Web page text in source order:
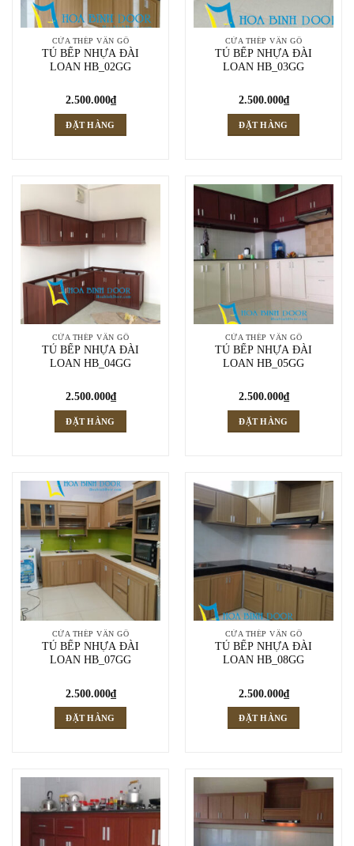
CỬA THÉP VÂN GỖ
TỦ BẾP NHỰA ĐÀI
LOAN HB_02GG
2.500.000₫
ĐẶT HÀNG
CỬA THÉP VÂN GỖ
TỦ BẾP NHỰA ĐÀI
LOAN HB_03GG
2.500.000₫
ĐẶT HÀNG
CỬA THÉP VÂN GỖ
TỦ BẾP NHỰA ĐÀI
LOAN HB_04GG
2.500.000₫
ĐẶT HÀNG
CỬA THÉP VÂN GỖ
TỦ BẾP NHỰA ĐÀI
LOAN HB_05GG
2.500.000₫
ĐẶT HÀNG
CỬA THÉP VÂN GỖ
TỦ BẾP NHỰA ĐÀI
LOAN HB_07GG
2.500.000₫
ĐẶT HÀNG
CỬA THÉP VÂN GỖ
TỦ BẾP NHỰA ĐÀI
LOAN HB_08GG
2.500.000₫
ĐẶT HÀNG